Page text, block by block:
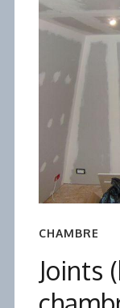
CHAMBRE
Joints